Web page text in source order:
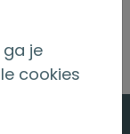
ga je
cookies